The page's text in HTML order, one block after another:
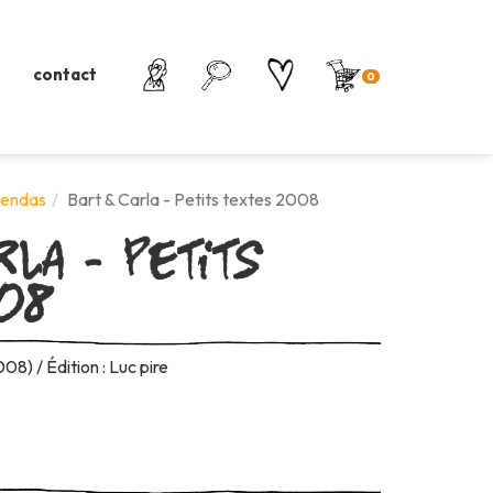
0
contact
Bart & Carla - Petits textes 2008
- Petits
/ Édition : Luc pire